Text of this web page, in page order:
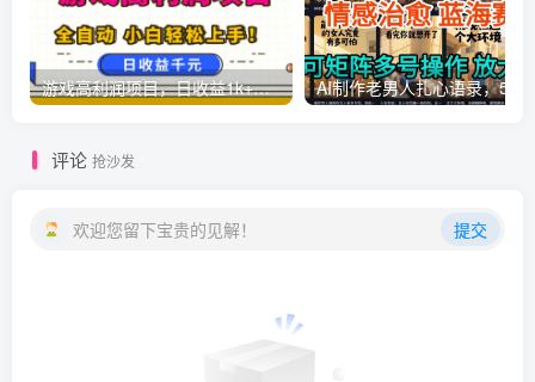
游戏高利润项目，日收益1k+，全自动，无需值守，解放双手，小白轻松上手【揭秘】
评论 抢沙发
欢迎您留下宝贵的见解！ 提交